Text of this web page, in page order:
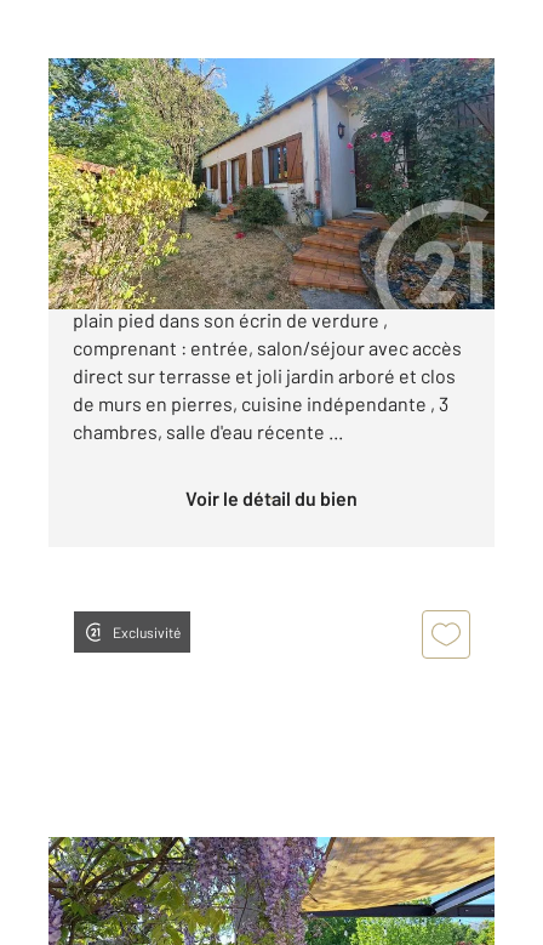
ST SEBASTIEN SUR LOIRE 44
98,64 m2, 5 pièces
Ref : 102023
Maison à vendre
366 800 €
Exclusivité ! En impasse privée, maison de
plain pied dans son écrin de verdure ,
comprenant : entrée, salon/séjour avec accès
direct sur terrasse et joli jardin arboré et clos
de murs en pierres, cuisine indépendante , 3
chambres, salle d'eau récente ...
Voir le détail du bien
Exclusivité
ST SEBASTIEN SUR LOIRE 44
175 m2, 6 pièces
Ref : 100811